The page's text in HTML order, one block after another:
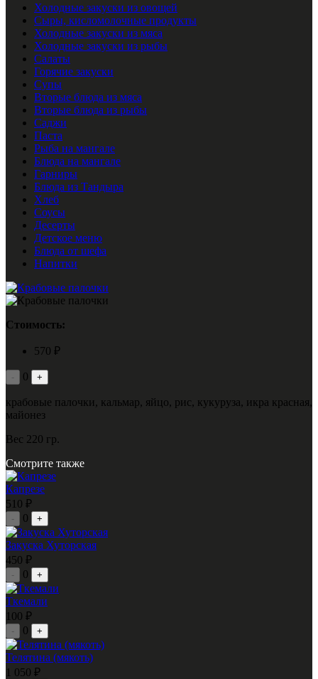
Холодные закуски из овощей
Сыры, кисломолочные продукты
Холодные закуски из мяса
Холодные закуски из рыбы
Салаты
Горячие закуски
Супы
Вторые блюда из мяса
Вторые блюда из рыбы
Саджи
Паста
Рыба на мангале
Блюда на мангале
Гарниры
Блюда из Тандыра
Хлеб
Соусы
Десерты
Детское меню
Блюда от шефа
Напитки
Стоимость:
570 ₽
- 0 +
крабовые палочки, кальмар, яйцо, рис, кукуруза, икра красная,
майонез
Вес 220 гр.
Смотрите также
Капрезе
510 ₽
- 0 +
Закуска Хуторская
450 ₽
- 0 +
Ткемали
100 ₽
- 0 +
Телятина (мякоть)
1 050 ₽